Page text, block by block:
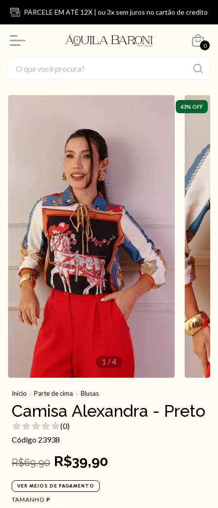
PARCELE EM ATÉ 12X | ou 3x sem juros no cartão de credito
0
43% OFF
1 /4
Início Parte de cima Blusas
Camisa Alexandra - Preto
(0)
Código 23938
R$69,90 R$39,90
VER MEIOS DE PAGAMENTO
TAMANHO P